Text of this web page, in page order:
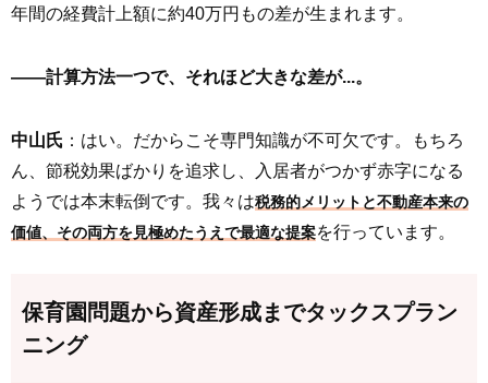
年間の経費計上額に約40万円もの差が生まれます。
――計算方法一つで、それほど大きな差が...。
中山氏 ：はい。だからこそ専門知識が不可欠です。もちろ
ん、節税効果ばかりを追求し、入居者がつかず赤字になる
ようでは本末転倒です。我々は税務的メリットと不動産本来の
価値、その両方を見極めたうえで最適な提案を行っています。
保育園問題から資産形成までタックスプラン
ニング